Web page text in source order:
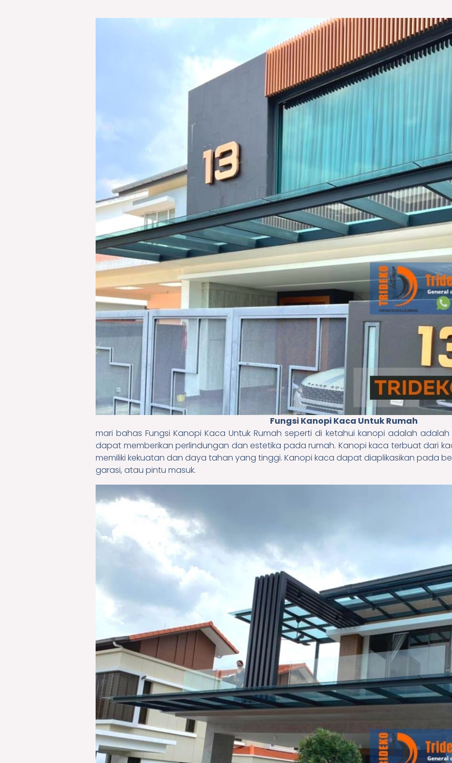
Fungsi Kanopi Kaca Untuk Rumah
mari bahas Fungsi Kanopi Kaca Untuk Rumah seperti di ketahui kanopi adalah
dapat memberikan perlindungan dan estetika pada rumah. Kanopi kaca terbuat dari
memiliki kekuatan dan daya tahan yang tinggi. Kanopi kaca dapat diaplikasikan pada
garasi, atau pintu masuk.